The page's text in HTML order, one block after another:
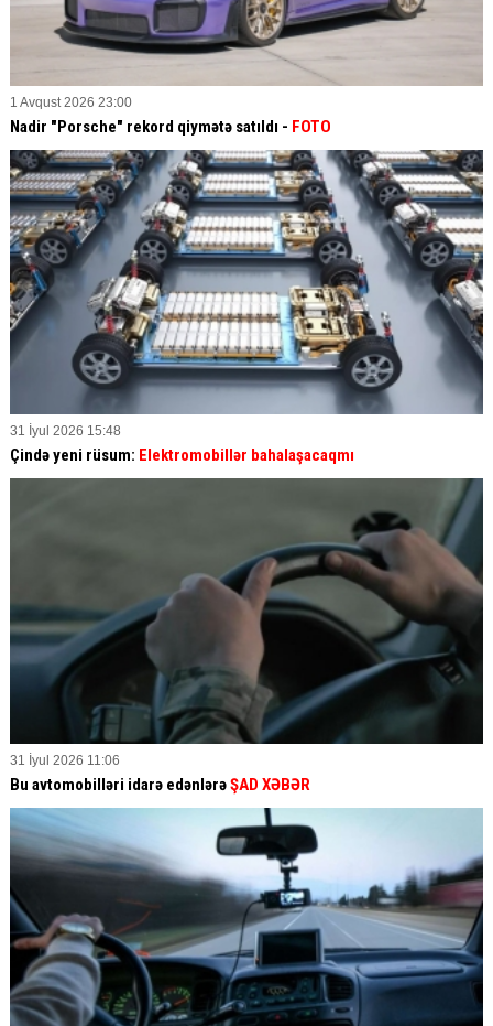
1 Avqust 2026 23:00
Nadir "Porsche" rekord qiymətə satıldı - FOTO
31 İyul 2026 15:48
Çində yeni rüsum: Elektromobillər bahalaşacaqmı
31 İyul 2026 11:06
Bu avtomobilləri idarə edənlərəŞAD XƏBƏR